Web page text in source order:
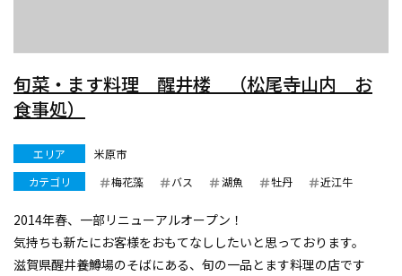
旬菜・ます料理 醒井楼 （松尾寺山内 お
食事処）
エリア
米原市
カテゴリ
梅花藻 バス 湖魚 牡丹 近江牛
2014年春、一部リニューアルオープン！
気持ちも新たにお客様をおもてなししたいと思っております。
滋賀県醒井養鱒場のそばにある、旬の一品とます料理の店です